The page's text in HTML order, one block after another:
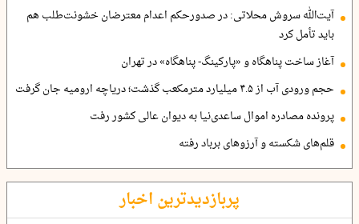
آیت‌الله سروش محلاتی: در صدورحکم اعدام معترضان خشونت‌طلب هم
باید تأمل کرد
آغاز ساخت پناهگاه و «پارکینگ- پناهگاه» در تهران
حجم ورودی آب از ۴.۵ میلیارد مترمکعب گذشت؛ دریاچه ارومیه جان گرفت
پرونده مصادره اموال ساعدی‌نیا به دیوان عالی کشور رفت
قلم‌های شکسته و آرزوهای برباد رفته
پربازدیدترین اخبار